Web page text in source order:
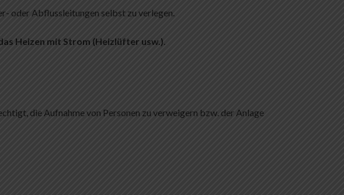
oder Abflussleitungen selbst zu verlegen.
Heizen mit Strom (Heizlüfter usw.).
die Aufnahme von Personen zu verweigern bzw. der Anlage